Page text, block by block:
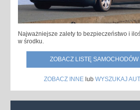
Najważniejsze zalety to bezpieczeństwo i
w środku.
ZOBACZ LISTĘ SAMOCHODÓW
ZOBACZ INNE lub WYSZUKAJ